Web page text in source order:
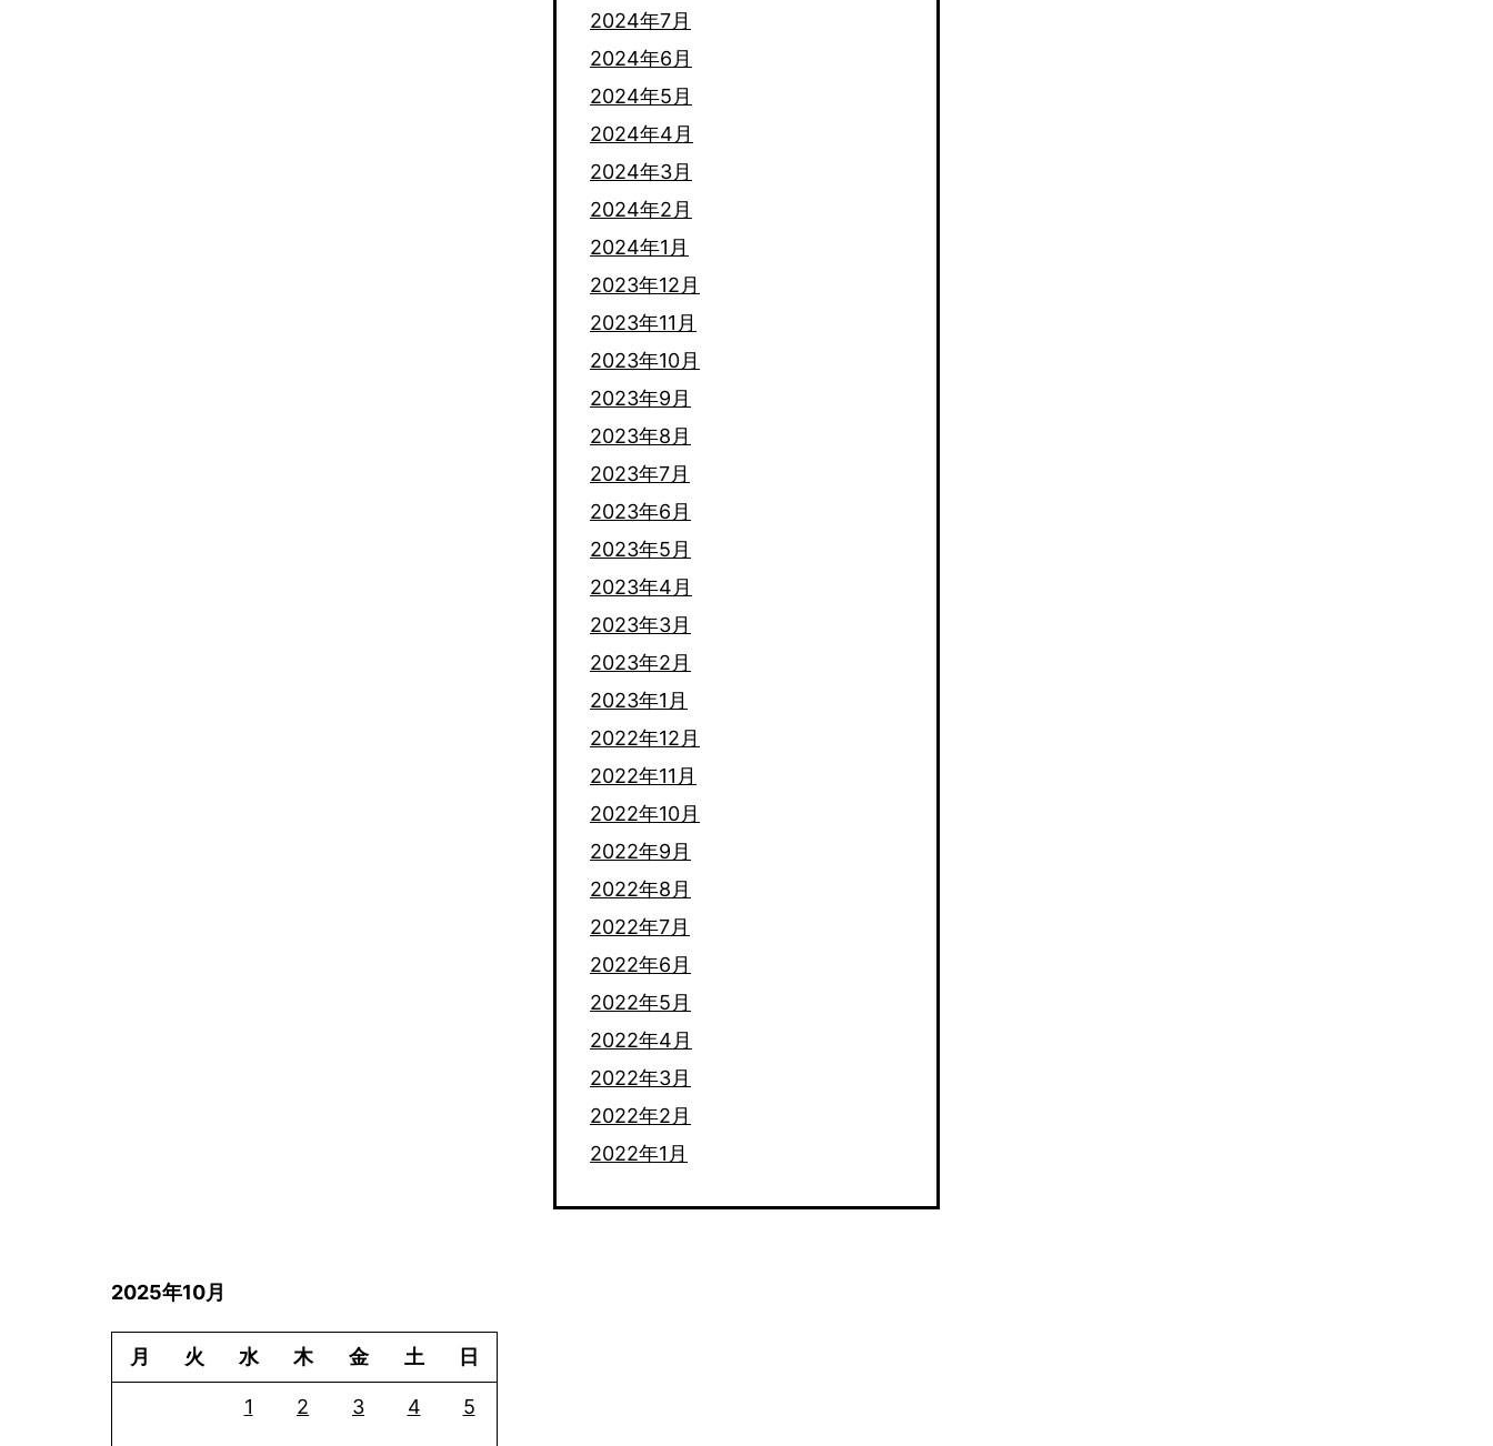
2024年7月
2024年6月
2024年5月
2024年4月
2024年3月
2024年2月
2024年1月
2023年12月
2023年11月
2023年10月
2023年9月
2023年8月
2023年7月
2023年6月
2023年5月
2023年4月
2023年3月
2023年2月
2023年1月
2022年12月
2022年11月
2022年10月
2022年9月
2022年8月
2022年7月
2022年6月
2022年5月
2022年4月
2022年3月
2022年2月
2022年1月
2025年10月
月 火 水 木 金 土 日
1 2 3 4 5